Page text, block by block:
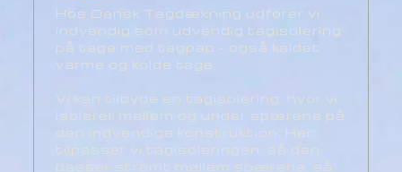
​Hos Dansk Tagdækning udfører vi
indvendig som udvendig tagisolering
på tage med tagpap - også kaldet
varme og kolde tage.
Vi kan tilbyde en tagisolering, hvor vi
isolerer mellem og under spærene på
den indvendige konstruktion. Her
tilpasser vi tagisoleringen, så den
passer stramt mellem spærene, så